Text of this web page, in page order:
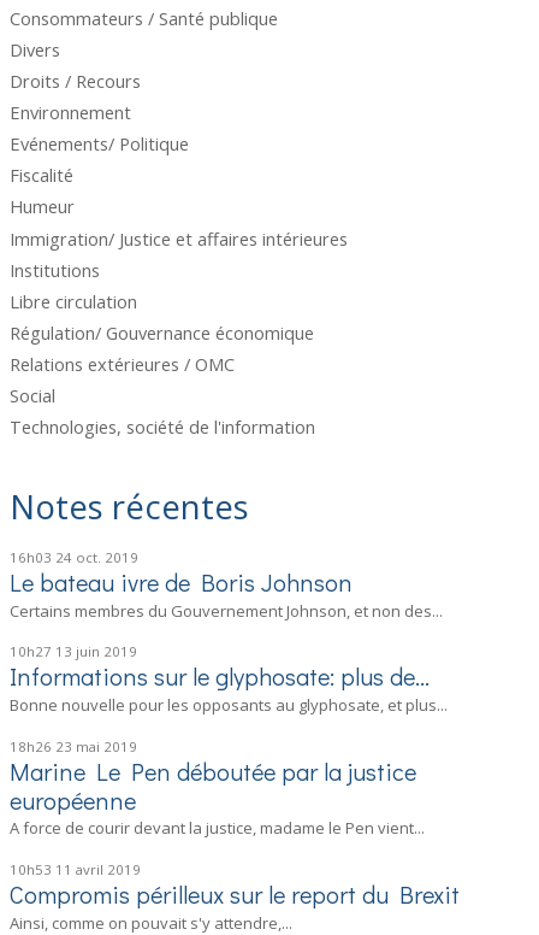
Consommateurs / Santé publique
Divers
Droits / Recours
Environnement
Evénements/ Politique
Fiscalité
Humeur
Immigration/ Justice et affaires intérieures
Institutions
Libre circulation
Régulation/ Gouvernance économique
Relations extérieures / OMC
Social
Technologies, société de l'information
Notes récentes
16h03 24 oct. 2019
Le bateau ivre de Boris Johnson
Certains membres du Gouvernement Johnson, et non des...
10h27 13 juin 2019
Informations sur le glyphosate: plus de...
Bonne nouvelle pour les opposants au glyphosate, et plus...
18h26 23 mai 2019
Marine Le Pen déboutée par la justice
européenne
A force de courir devant la justice, madame le Pen vient...
10h53 11 avril 2019
Compromis périlleux sur le report du Brexit
Ainsi, comme on pouvait s'y attendre,...